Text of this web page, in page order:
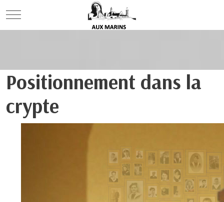
Mobile Menu Toggle
Positionnement dans la
crypte